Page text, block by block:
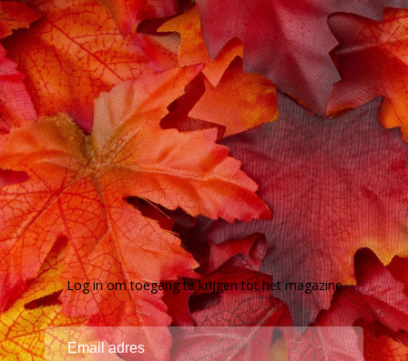
Log in om toegang te krijgen tot het magazine